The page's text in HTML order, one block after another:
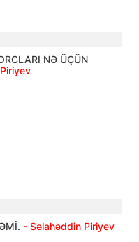
NƏ ÜÇÜN
- Səlahəddin Piriyev